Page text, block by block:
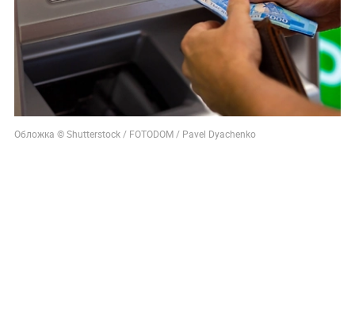
Обложка © Shutterstock / FOTODOM / Pavel Dyachenko